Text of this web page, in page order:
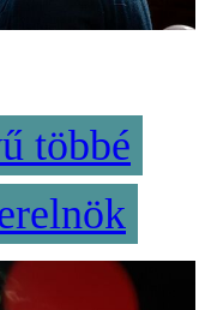
többé